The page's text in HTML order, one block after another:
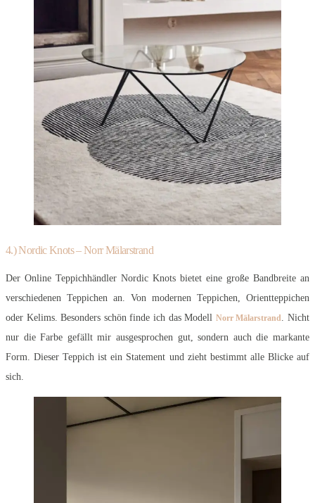
4.) Nordic Knots – Norr Mälarstrand
Der Online Teppichhändler Nordic Knots bietet eine große Bandbreite an
verschiedenen Teppichen an. Von modernen Teppichen, Orientteppichen
oder Kelims. Besonders schön finde ich das Modell Norr Mälarstrand
. Nicht
nur die Farbe gefällt mir ausgesprochen gut, sondern auch die markante
Form. Dieser Teppich ist ein Statement und zieht bestimmt alle Blicke auf
sich.